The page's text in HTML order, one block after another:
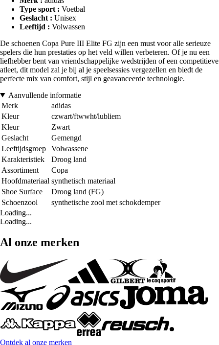
Type sport : Voetbal
Geslacht : Unisex
Leeftijd : Volwassen
De schoenen Copa Pure III Elite FG zijn een must voor alle serieuze
spelers die hun prestaties op het veld willen verbeteren. Of je nu een
liefhebber bent van vriendschappelijke wedstrijden of een competitieve
atleet, dit model zal je bij al je speelsessies vergezellen en biedt de
perfecte mix van comfort, stijl en geavanceerde technologie.
Aanvullende informatie
Merk
adidas
Kleur
czwart/ftwwht/lubliem
Kleur
Zwart
Geslacht
Gemengd
Leeftijdsgroep
Volwassene
Karakteristiek
Droog land
Assortiment
Copa
Hoofdmateriaal synthetisch materiaal
Shoe Surface
Droog land (FG)
Schoenzool
synthetische zool met schokdemper
Loading...
Loading...
Al onze merken
Ontdek al onze merken